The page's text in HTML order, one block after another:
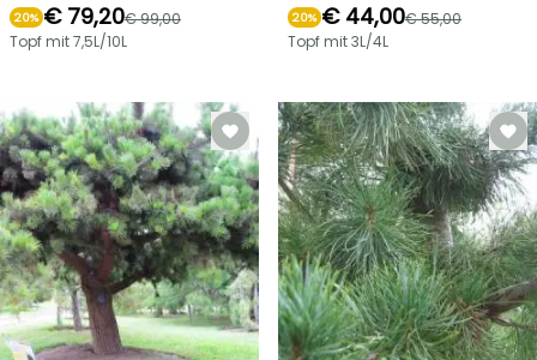
20% € 79,20€ 99,00
Topf mit 7,5L/10L
20% € 44,00€ 55,00
Topf mit 3L/4L